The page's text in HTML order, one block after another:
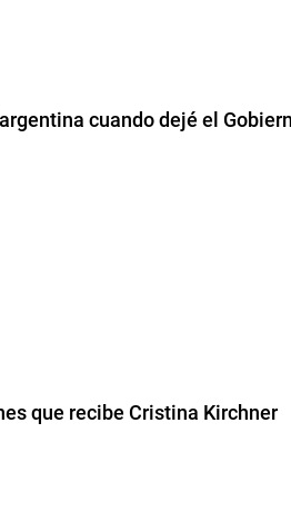
cuando dejé el
que recibe Cristina Kirchner